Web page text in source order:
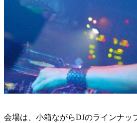
会場は、小箱ながらDJのラインナッ